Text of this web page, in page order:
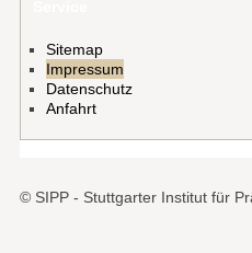
Sitemap
Impressum
Datenschutz
Anfahrt
© SIPP - Stuttgarter Institut für